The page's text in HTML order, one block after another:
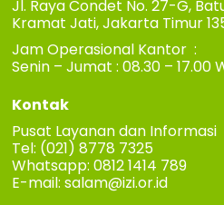
Jl. Raya Condet No. 27-G,
Kramat Jati, Jakarta Timur
Jam Operasional Kantor :
Senin – Jumat : 08.30 – 17.00
Kontak
Pusat Layanan dan Informasi
Tel: (021) 8778 7325
Whatsapp: 0812 1414 789
E-mail:salam@izi.or.id